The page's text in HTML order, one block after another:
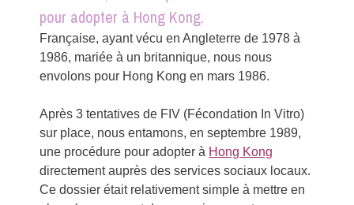
pour adopter à Hong Kong.
Française, ayant vécu en Angleterre de 1978 à
1986, mariée à un britannique, nous nous
envolons pour Hong Kong en mars 1986.
Après 3 tentatives de FIV (Fécondation In Vitro)
sur place, nous entamons, en septembre 1989,
une procédure pour adopter à Hong Kong
directement auprès des services sociaux locaux.
Ce dossier était relativement simple à mettre en